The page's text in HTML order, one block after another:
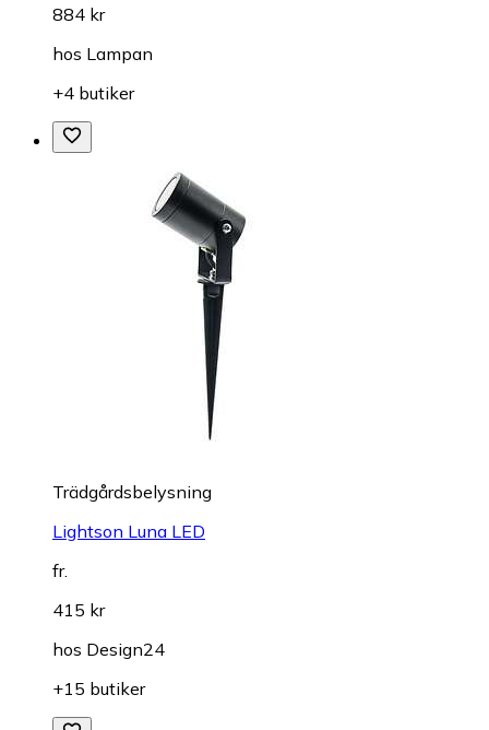
884 kr
hos Lampan
+4 butiker
Trädgårdsbelysning
Lightson Luna LED
fr.
415 kr
hos Design24
+15 butiker